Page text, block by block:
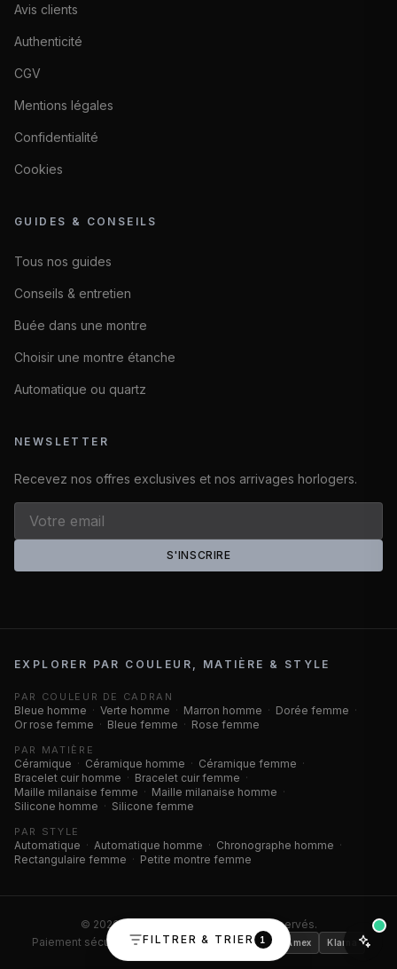
FILTRER & TRIER 1
Avis clients
Authenticité
CGV
Mentions légales
Confidentialité
Cookies
GUIDES & CONSEILS
Tous nos guides
Conseils & entretien
Buée dans une montre
Choisir une montre étanche
Automatique ou quartz
NEWSLETTER
Recevez nos offres exclusives et nos arrivages horlogers.
S'INSCRIRE
EXPLORER PAR COULEUR, MATIÈRE & STYLE
PAR COULEUR DE CADRAN
Bleue homme · Verte homme · Marron homme · Dorée femme ·
Or rose femme · Bleue femme · Rose femme
PAR MATIÈRE
Céramique · Céramique homme · Céramique femme ·
Bracelet cuir homme · Bracelet cuir femme ·
Maille milanaise femme · Maille milanaise homme ·
Silicone homme · Silicone femme
PAR STYLE
Automatique · Automatique homme · Chronographe homme ·
Rectangulaire femme · Petite montre femme
© 2026Montres Outlet. Tous droits réservés.
Paiement sécurisé ·
Visa Mastercard CB Amex Klarna